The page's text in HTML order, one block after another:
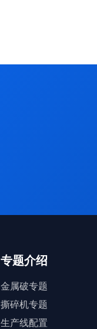
专题介绍
金属破专题
撕碎机专题
生产线配置